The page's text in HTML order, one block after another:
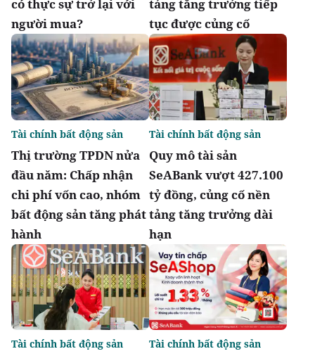
có thực sự trở lại với
người mua?
tảng tăng trưởng tiếp
tục được củng cố
Thị trường TPDN nửa
đầu năm: Chấp nhận
chi phí vốn cao, nhóm
bất động sản tăng phát
hành
Tài chính bất động sản
Quy mô tài sản
SeABank vượt 427.100
tỷ đồng, củng cố nền
tảng tăng trưởng dài
hạn
Tài chính bất động sản
Tài chính bất động sản Tài chính bất động sản